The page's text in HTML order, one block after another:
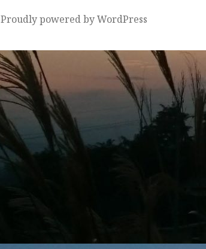
Proudly powered by WordPress